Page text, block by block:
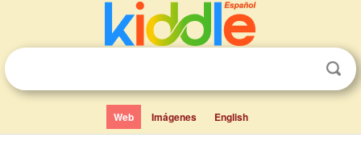
Web Imágenes English